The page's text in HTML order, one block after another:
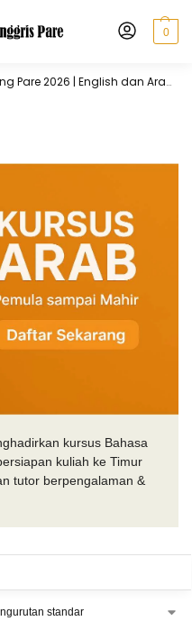
0
Pare 2026 | English dan Arabic
kursus Bahasa
kuliah ke Timur
tutor berpengalaman &